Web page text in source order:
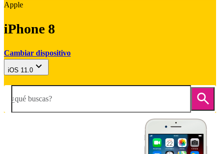
Apple
iPhone 8
Cambiar dispositivo
iOS 11.0
¿qué buscas?